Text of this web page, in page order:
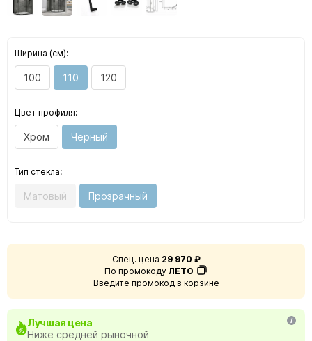
Ширина (см):
100 110 120
Цвет профиля:
Хром Черный
Тип стекла:
Матовый Прозрачный
Спец. цена 29 970 ₽
По промокоду ЛЕТО
Введите промокод в корзине
Лучшая цена
Ниже средней рыночной